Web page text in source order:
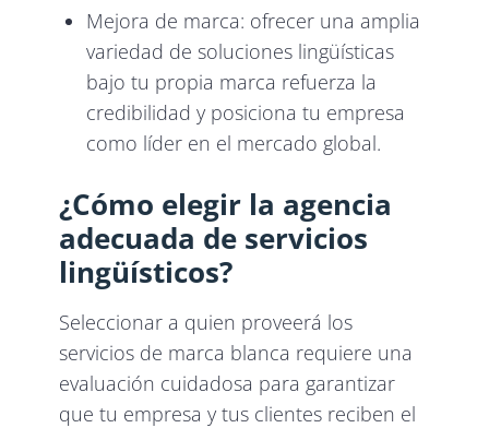
Mejora de marca: ofrecer una amplia
variedad de soluciones lingüísticas
bajo tu propia marca refuerza la
credibilidad y posiciona tu empresa
como líder en el mercado global.
¿Cómo elegir la agencia
adecuada de servicios
lingüísticos?
Seleccionar a quien proveerá los
servicios de marca blanca requiere una
evaluación cuidadosa para garantizar
que tu empresa y tus clientes reciben el